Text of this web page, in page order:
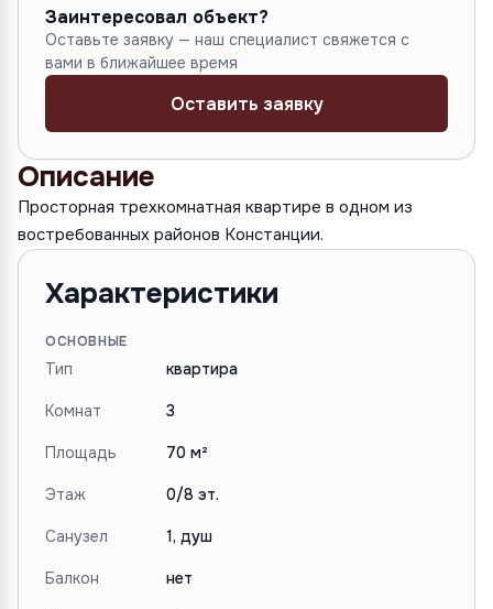
Заинтересовал объект?
Оставьте заявку — наш специалист свяжется с
вами в ближайшее время
Оставить заявку
Описание
Просторная трехкомнатная квартире в одном из
востребованных районов Констанции.
Характеристики
ОСНОВНЫЕ
Тип квартира
Комнат 3
Площадь 70 м²
Этаж 0/8 эт.
Санузел 1, душ
Балкон нет